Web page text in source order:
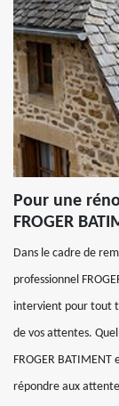
Pour une
FROGER
Dans le cadre de
professionnel
intervient pour tout
de vos attentes.
FROGER
répondre aux